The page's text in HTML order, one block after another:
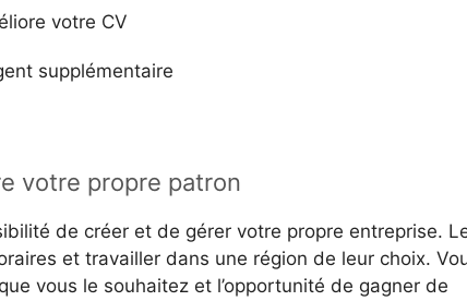
votre CV
supplémentaire
votre propre patron
de créer et de gérer votre propre entreprise.
et travailler dans une région de leur choix.
vous le souhaitez et l’opportunité de gagner de